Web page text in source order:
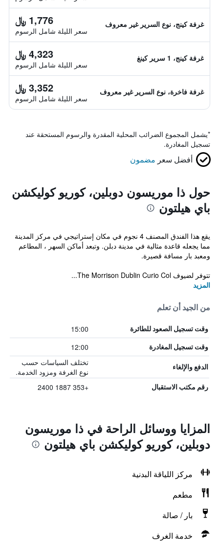
غرفة كينج، نوع السرير غير معروف 1,776 ﷼
سعر الليلة شامل الرسوم
غرفة كينج، 1 سرير كينغ 4,323 ﷼
سعر الليلة شامل الرسوم
غرفة فاخرة، نوع السرير غير معروف 3,352 ﷼
سعر الليلة شامل الرسوم
*يشمل المجموع الضرائب المحلية المقدرة والرسوم المستحقة عند
تسجيل المغادرة.
أفضل سعر مضمون
حول ذا موريسون دوبلين، كوريو كوليكشن
باي هيلتون
يقع هذا الفندق المصنف 4 نجوم في مكان إستراتيجي في مركز المدينة
مما يجعله قاعدة مثالية في مدينة دبلن. وتبعد أماكن السهر ، المطاعم
ومعبد بار مسافة قصيرة.
تتوفر لضيوف The Morrison Dublin Curio Col...
المزيد
من الجيد أن تعلم
وقت تسجيل الصعود للطائرة 15:00
وقت تسجيل المغادرة 12:00
الدفع والإلغاء
تختلف السياسات حسب
نوع الغرفة ومزود الخدمة.
رقم مكتب الاستقبال +353 1887 2400
المزايا ووسائل الراحة في ذا موريسون
دوبلين، كوريو كوليكشن باي هيلتون
مركز اللياقة البدنية
مطعم
بار / صالة
خدمة الغرف